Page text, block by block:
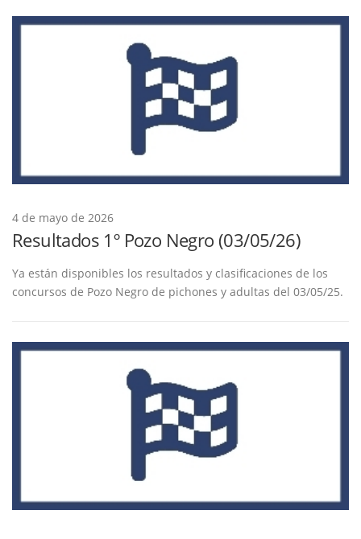
4 de mayo de 2026
Resultados 1º Pozo Negro (03/05/26)
Ya están disponibles los resultados y clasificaciones de los
concursos de Pozo Negro de pichones y adultas del 03/05/25.